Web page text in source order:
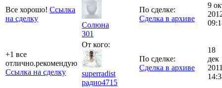
Все хорошо! Ссылка
на сделку
Солюна
301
По сделке:
Сделка в архиве
9
+1 все
отлично.рекомендую
Ссылка на сделку
От кого:
superradist
радио4715
По сделке:
Сделка в архиве
18
дек